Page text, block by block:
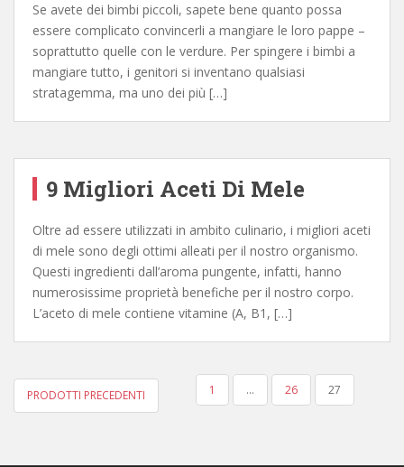
Se avete dei bimbi piccoli, sapete bene quanto possa
essere complicato convincerli a mangiare le loro pappe –
soprattutto quelle con le verdure. Per spingere i bimbi a
mangiare tutto, i genitori si inventano qualsiasi
stratagemma, ma uno dei più […]
9 Migliori Aceti Di Mele
Oltre ad essere utilizzati in ambito culinario, i migliori aceti
di mele sono degli ottimi alleati per il nostro organismo.
Questi ingredienti dall’aroma pungente, infatti, hanno
numerosissime proprietà benefiche per il nostro corpo.
L’aceto di mele contiene vitamine (A, B1, […]
NAVIGAZIONE ARTICOLI
PRODOTTI PRECEDENTI 1 … 26 27